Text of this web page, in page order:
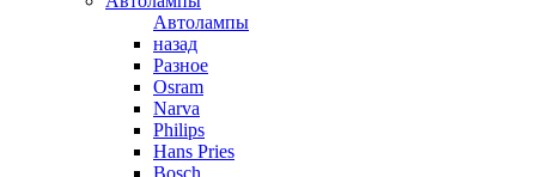
Автолампы
назад
Разное
Osram
Narva
Philips
Hans Pries
Bosch